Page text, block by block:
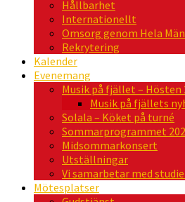
Hållbarhet
Internationellt
Omsorg genom Hela
Rekrytering
Kalender
Evenemang
Musik på fjället – Hösten
Musik på fjällets
Solala – Köket på turné
Sommarprogrammet
Midsommarkonsert
Utställningar
Vi samarbetar med
Mötesplatser